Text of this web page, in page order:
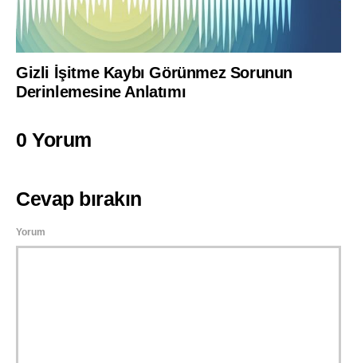
Gizli İşitme Kaybı Görünmez Sorunun
Derinlemesine Anlatımı
0 Yorum
Cevap bırakın
Yorum